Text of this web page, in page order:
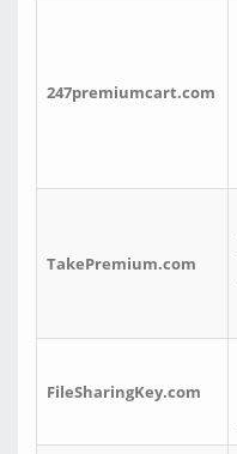
247premiumcart.com
TakePremium.com
FileSharingKey.com